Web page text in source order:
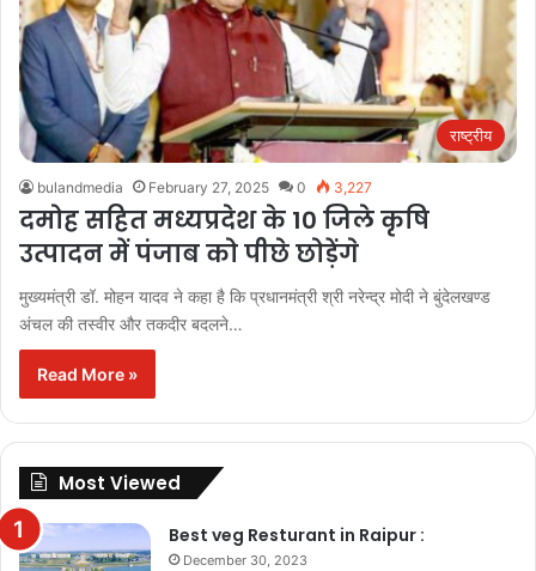
राष्ट्रीय
bulandmedia February 27, 2025 0 3,227
दमोह सहित मध्यप्रदेश के 10 जिले कृषि
उत्पादन में पंजाब को पीछे छोड़ेंगे
मुख्यमंत्री डॉ. मोहन यादव ने कहा है कि प्रधानमंत्री श्री नरेन्द्र मोदी ने बुंदेलखण्ड
अंचल की तस्वीर और तकदीर बदलने…
Read More »
Most Viewed
Best veg Resturant in Raipur :
December 30, 2023